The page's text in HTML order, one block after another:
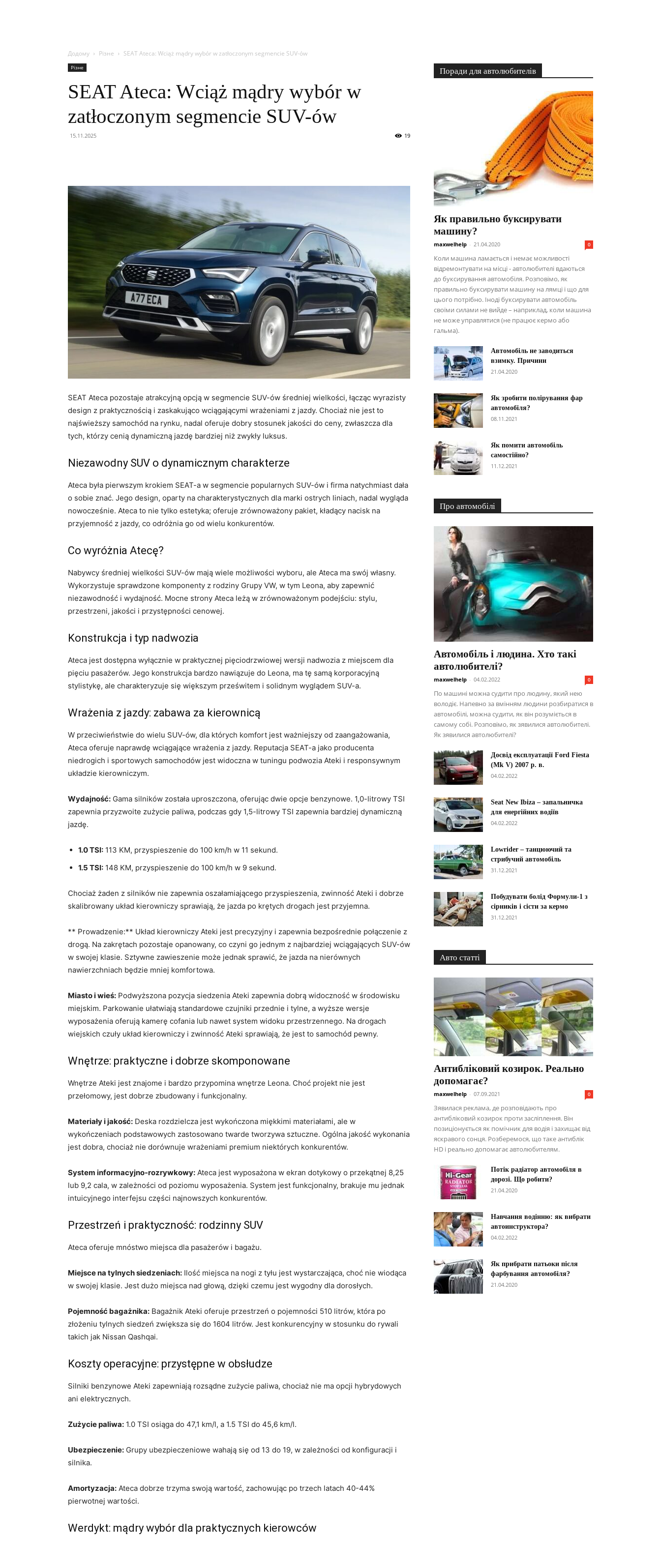
Додому Різне SEAT Ateca: Wciąż mądry wybór w zatłoczonym segmencie SUV-ów
Різне
SEAT Ateca: Wciąż mądry wybór w
zatłoczonym segmencie SUV-ów
15.11.2025 19
SEAT Ateca pozostaje atrakcyjną opcją w segmencie SUV-ów średniej wielkości, łącząc wyrazisty
design z praktycznością i zaskakująco wciągającymi wrażeniami z jazdy. Chociaż nie jest to
najświeższy samochód na rynku, nadal oferuje dobry stosunek jakości do ceny, zwłaszcza dla
tych, którzy cenią dynamiczną jazdę bardziej niż zwykły luksus.
Niezawodny SUV o dynamicznym charakterze
Ateca była pierwszym krokiem SEAT-a w segmencie popularnych SUV-ów i firma natychmiast dała
o sobie znać. Jego design, oparty na charakterystycznych dla marki ostrych liniach, nadal wygląda
nowocześnie. Ateca to nie tylko estetyka; oferuje zrównoważony pakiet, kładący nacisk na
przyjemność z jazdy, co odróżnia go od wielu konkurentów.
Co wyróżnia Atecę?
Nabywcy średniej wielkości SUV-ów mają wiele możliwości wyboru, ale Ateca ma swój własny.
Wykorzystuje sprawdzone komponenty z rodziny Grupy VW, w tym Leona, aby zapewnić
niezawodność i wydajność. Mocne strony Ateca leżą w zrównoważonym podejściu: stylu,
przestrzeni, jakości i przystępności cenowej.
Konstrukcja i typ nadwozia
Ateca jest dostępna wyłącznie w praktycznej pięciodrzwiowej wersji nadwozia z miejscem dla
pięciu pasażerów. Jego konstrukcja bardzo nawiązuje do Leona, ma tę samą korporacyjną
stylistykę, ale charakteryzuje się większym prześwitem i solidnym wyglądem SUV-a.
Wrażenia z jazdy: zabawa za kierownicą
W przeciwieństwie do wielu SUV-ów, dla których komfort jest ważniejszy od zaangażowania,
Ateca oferuje naprawdę wciągające wrażenia z jazdy. Reputacja SEAT-a jako producenta
niedrogich i sportowych samochodów jest widoczna w tuningu podwozia Ateki i responsywnym
układzie kierowniczym.
Wydajność: Gama silników została uproszczona, oferując dwie opcje benzynowe. 1,0-litrowy TSI
zapewnia przyzwoite zużycie paliwa, podczas gdy 1,5-litrowy TSI zapewnia bardziej dynamiczną
jazdę.
1.0 TSI: 113 KM, przyspieszenie do 100 km/h w 11 sekund.
1.5 TSI: 148 KM, przyspieszenie do 100 km/h w 9 sekund.
Chociaż żaden z silników nie zapewnia oszałamiającego przyspieszenia, zwinność Ateki i dobrze
skalibrowany układ kierowniczy sprawiają, że jazda po krętych drogach jest przyjemna.
** Prowadzenie:** Układ kierowniczy Ateki jest precyzyjny i zapewnia bezpośrednie połączenie z
drogą. Na zakrętach pozostaje opanowany, co czyni go jednym z najbardziej wciągających SUV-ów
w swojej klasie. Sztywne zawieszenie może jednak sprawić, że jazda na nierównych
nawierzchniach będzie mniej komfortowa.
Miasto i wieś: Podwyższona pozycja siedzenia Ateki zapewnia dobrą widoczność w środowisku
miejskim. Parkowanie ułatwiają standardowe czujniki przednie i tylne, a wyższe wersje
wyposażenia oferują kamerę cofania lub nawet system widoku przestrzennego. Na drogach
wiejskich czuły układ kierowniczy i zwinność Ateki sprawiają, że jest to samochód pewny.
Wnętrze: praktyczne i dobrze skomponowane
Wnętrze Ateki jest znajome i bardzo przypomina wnętrze Leona. Choć projekt nie jest
przełomowy, jest dobrze zbudowany i funkcjonalny.
Materiały i jakość: Deska rozdzielcza jest wykończona miękkimi materiałami, ale w
wykończeniach podstawowych zastosowano twarde tworzywa sztuczne. Ogólna jakość wykonania
jest dobra, chociaż nie dorównuje wrażeniami premium niektórych konkurentów.
System informacyjno-rozrywkowy: Ateca jest wyposażona w ekran dotykowy o przekątnej 8,25
lub 9,2 cala, w zależności od poziomu wyposażenia. System jest funkcjonalny, brakuje mu jednak
intuicyjnego interfejsu części najnowszych konkurentów.
Przestrzeń i praktyczność: rodzinny SUV
Ateca oferuje mnóstwo miejsca dla pasażerów i bagażu.
Miejsce na tylnych siedzeniach: Ilość miejsca na nogi z tyłu jest wystarczająca, choć nie wiodąca
w swojej klasie. Jest dużo miejsca nad głową, dzięki czemu jest wygodny dla dorosłych.
Pojemność bagażnika: Bagażnik Ateki oferuje przestrzeń o pojemności 510 litrów, która po
złożeniu tylnych siedzeń zwiększa się do 1604 litrów. Jest konkurencyjny w stosunku do rywali
takich jak Nissan Qashqai.
Koszty operacyjne: przystępne w obsłudze
Silniki benzynowe Ateki zapewniają rozsądne zużycie paliwa, chociaż nie ma opcji hybrydowych
ani elektrycznych.
Zużycie paliwa: 1.0 TSI osiąga do 47,1 km/l, a 1.5 TSI do 45,6 km/l.
Ubezpieczenie: Grupy ubezpieczeniowe wahają się od 13 do 19, w zależności od konfiguracji i
silnika.
Amortyzacja: Ateca dobrze trzyma swoją wartość, zachowując po trzech latach 40-44%
pierwotnej wartości.
Werdykt: mądry wybór dla praktycznych kierowców
Поради для автолюбителів
Як правильно буксирувати
машину?
maxwelhelp - 21.04.2020 0
Коли машина ламається і немає можливості
відремонтувати на місці - автолюбителі вдаються
до буксирування автомобіля. Розповімо, як
правильно буксирувати машину на лямці і що для
цього потрібно. Іноді буксирувати автомобіль
своїми силами не вийде – наприклад, коли машина
не може управлятися (не працює кермо або
гальма).
Автомобіль не заводиться
взимку. Причини
21.04.2020
Як зробити полірування фар
автомобіля?
08.11.2021
Як помити автомобіль
самостійно?
11.12.2021
Про автомобілі
Автомобіль і людина. Хто такі
автолюбителі?
maxwelhelp - 04.02.2022 0
По машині можна судити про людину, який нею
володіє. Напевно за вмінням людини розбиратися в
автомобілі, можна судити, як він розуміється в
самому собі. Розповімо, як зявилися автолюбителі.
Як зявилися автолюбителі?
Досвід експлуатації Ford Fiesta
(Mk V) 2007 р. в.
04.02.2022
Seat New Ibiza – запальничка
для енергійних водіїв
04.02.2022
Lowrider – танцюючий та
стрибучий автомобіль
31.12.2021
Побудувати болід Формули-1 з
сірників і сісти за кермо
31.12.2021
Авто статті
Антибліковий козирок. Реально
допомагає?
maxwelhelp - 07.09.2021 0
Зявилася реклама, де розповідають про
антибліковий козирок проти засліплення. Він
позиціонується як помічник для водія і захищає від
яскравого сонця. Розберемося, що таке антиблік
HD і реально допомагає автолюбителям.
Потік радіатор автомобіля в
дорозі. Що робити?
21.04.2020
Навчання водінню: як вибрати
автоинструктора?
04.02.2022
Як прибрати патьоки після
фарбування автомобіля?
21.04.2020